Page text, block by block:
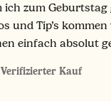
ich zum
und Tip’s
einfach absolut
Verifizierter Kauf